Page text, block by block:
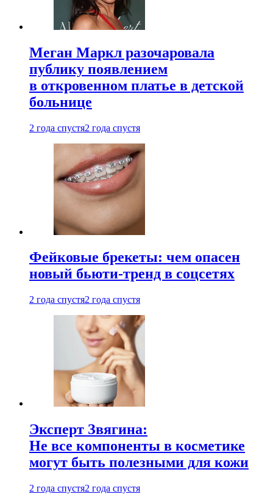
Меган Маркл разочаровала
публику появлением
в откровенном платье в детской
больнице
2 года спустя2 года спустя
Фейковые брекеты: чем опасен
новый бьюти-тренд в соцсетях
2 года спустя2 года спустя
Эксперт Звягина:
Не все компоненты в косметике
могут быть полезными для кожи
2 года спустя2 года спустя